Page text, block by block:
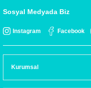
Sosyal Medyada Biz
Instagram Facebook
Kurumsal